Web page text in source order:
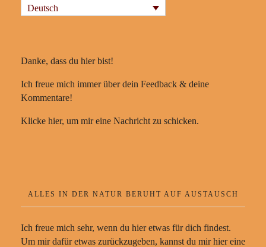
Deutsch
Danke, dass du hier bist!
Ich freue mich immer über dein Feedback & deine
Kommentare!
Klicke hier, um mir eine Nachricht zu schicken.
ALLES IN DER NATUR BERUHT AUF AUSTAUSCH
Ich freue mich sehr, wenn du hier etwas für dich findest.
Um mir dafür etwas zurückzugeben, kannst du mir hier eine